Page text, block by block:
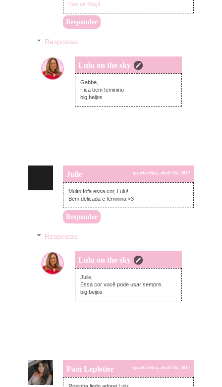
Talo de Maçã
Responder
Respostas
Lulu on the sky
quarta-feira, abril 05, 2017
Gabbe,
Fica bem feminino
big beijos
Julie quarta-feira, abril 05, 2017
Muito fofa essa cor, Lulu!
Bem delicada e feminina <3
Responder
Respostas
Lulu on the sky
quarta-feira, abril 05, 2017
Julie,
Essa cor você pode usar sempre.
big beijos
Pam Lepletier quarta-feira, abril 05, 2017